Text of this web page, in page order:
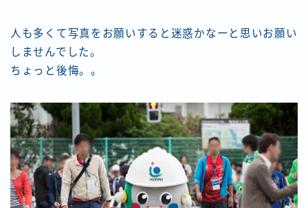
人も多くて写真をお願いすると迷惑かなーと思いお願い
しませんでした。
ちょっと後悔。。